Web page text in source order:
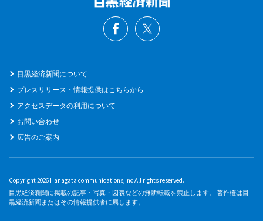
目黒経済新聞について
プレスリリース・情報提供はこちらから
アクセスデータの利用について
お問い合わせ
広告のご案内
Copyright 2026 Hanagata communications,Inc All rights reserved.
目黒経済新聞に掲載の記事・写真・図表などの無断転載を禁止します。 著作権は目
黒経済新聞またはその情報提供者に属します。